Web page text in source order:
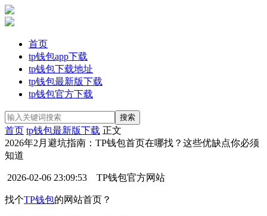
首页
tp钱包app下载
tp钱包下载地址
tp钱包最新版下载
tp钱包官方下载
首页 tp钱包最新版下载 正文
2026年2月避坑指南：TP钱包首页在哪找？这些优缺点你必须
知道
2026-02-06 23:09:53 TP钱包官方网站
找个TP钱包的网站首页？